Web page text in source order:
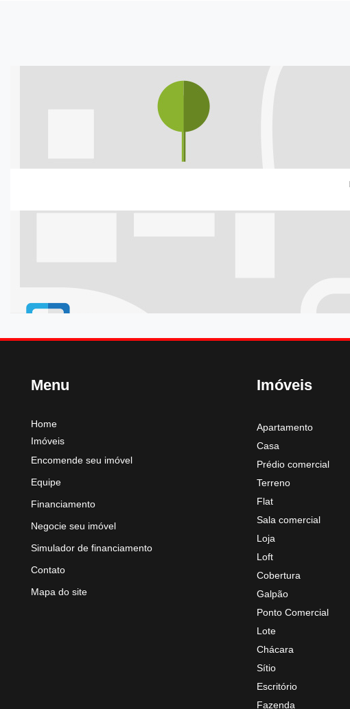
Menu
Home
Imóveis
Encomende seu imóvel
Equipe
Financiamento
Negocie seu imóvel
Simulador de financiamento
Contato
Mapa do site
Imóveis
Apartamento
Casa
Prédio comercial
Terreno
Flat
Sala comercial
Loja
Loft
Cobertura
Galpão
Ponto Comercial
Lote
Chácara
Sítio
Escritório
Fazenda